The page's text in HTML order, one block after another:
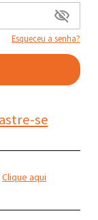
Esqueceu a senha?
se
Clique aqui